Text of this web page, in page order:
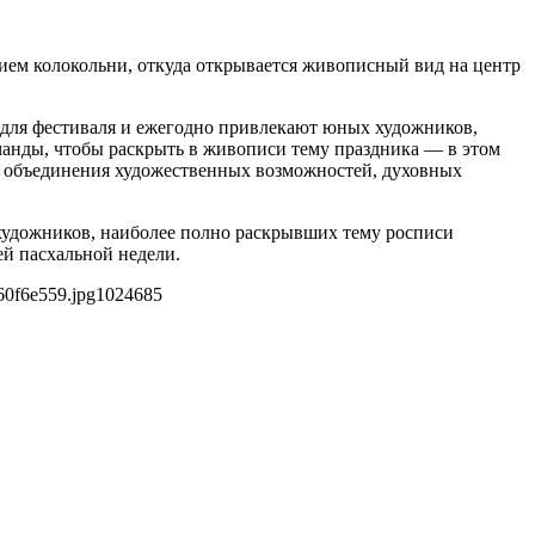
колокольни, откуда открывается живописный вид на центр
фестиваля и ежегодно привлекают юных художников,
чтобы раскрыть в живописи тему праздника — в этом
художественных возможностей, духовных
наиболее полно раскрывших тему росписи
пасхальной недели.
1024685